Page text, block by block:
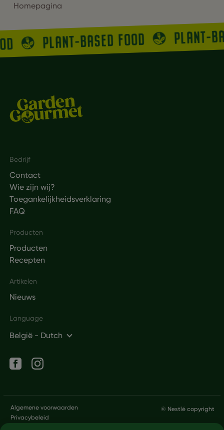
Overslaan en naar de inhoud gaan
Homepagina
PLANT-BASED FOOD PLANT-
Footer
Bedrijf
Contact
Wie zijn wij?
Toegankelijkheidsverklaring
FAQ
Producten
Producten
Recepten
Artikelen
Nieuws
Language
België - Dutch
Legal
Algemene voorwaarden
Privacybeleid
© Nestlé copyright